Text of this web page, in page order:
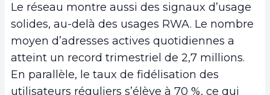
Le réseau montre aussi des signaux d’usage
solides, au-delà des usages RWA. Le nombre
moyen d’adresses actives quotidiennes a
atteint un record trimestriel de 2,7 millions.
En parallèle, le taux de fidélisation des
utilisateurs réguliers s’élève à 70 %, ce qui